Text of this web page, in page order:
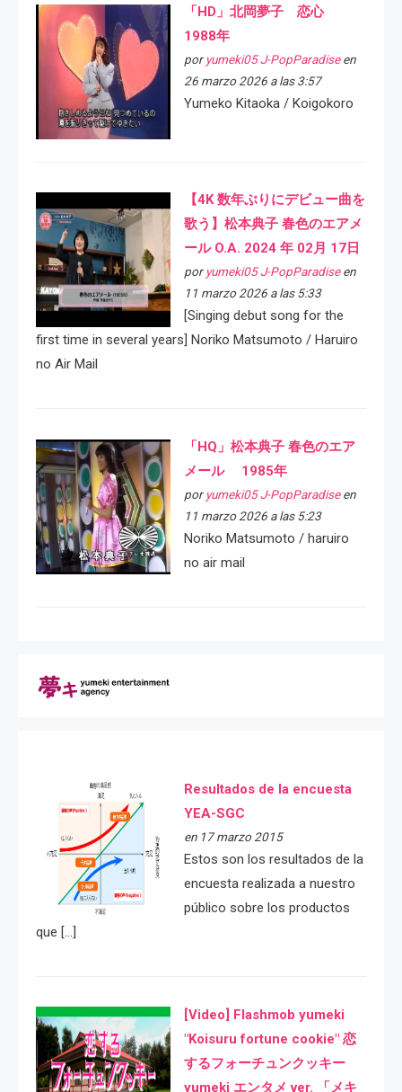
「HD」北岡夢子 恋心
1988年
por yumeki05 J-PopParadiseen
26 marzo 2026 a las 3:57
Yumeko Kitaoka / Koigokoro
【4K 数年ぶりにデビュー曲を
歌う】松本典子 春色のエアメ
ール O.A. 2024 年 02月 17日
por yumeki05 J-PopParadiseen
11 marzo 2026 a las 5:33
[Singing debut song for the
first time in several years] Noriko Matsumoto / Haruiro
no Air Mail
「HQ」松本典子 春色のエア
メール 1985年
por yumeki05 J-PopParadiseen
11 marzo 2026 a las 5:23
Noriko Matsumoto / haruiro
no air mail
Resultados de la encuesta
YEA-SGC
en 17 marzo 2015
Estos son los resultados de la
encuesta realizada a nuestro
público sobre los productos
que […]
[Video] Flashmob yumeki
"Koisuru fortune cookie" 恋
するフォーチュンクッキー
yumeki エンタメ ver. 「メキ